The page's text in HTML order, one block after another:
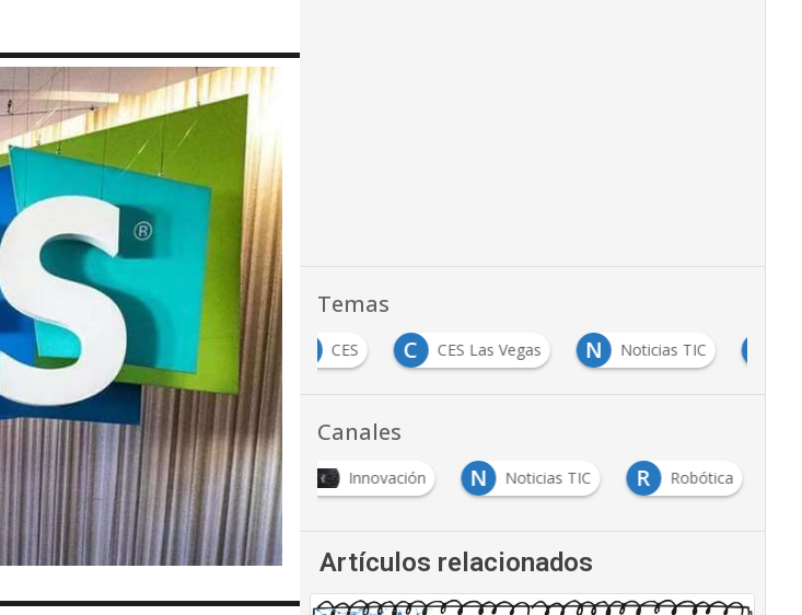
Temas
C
CES C CES Las Vegas N Noticias TIC
Canales
Innovación N Noticias TIC R Robótica
Artículos relacionados